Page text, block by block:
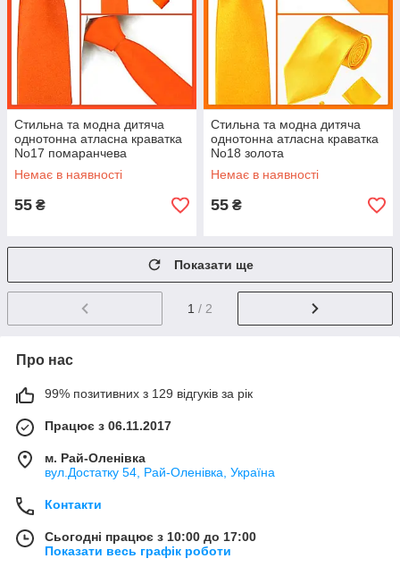
Стильна та модна дитяча
однотонна атласна краватка
No17 помаранчева
Немає в наявності
55 ₴
Стильна та модна дитяча
однотонна атласна краватка
No18 золота
Немає в наявності
55 ₴
Показати ще
1 / 2
Про нас
99% позитивних з 129 відгуків за рік
Працює з 06.11.2017
м. Рай-Оленівка
вул.Достатку 54, Рай-Оленівка, Україна
Контакти
Сьогодні працює з 10:00 до 17:00
Показати весь графік роботи